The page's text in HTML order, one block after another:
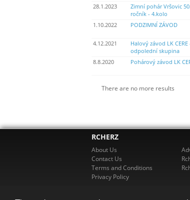
28.1.2023
Zimní pohár Vršovic 50.
ročník - 4.kolo
1.10.2022
PODZIMNÍ ZÁVOD
4.12.2021
Halový závod LK CERE
odpolední skupina
8.8.2020
Pohárový závod LK
There are no more results
RCHERZ
About Us
Contact Us
Terms and Conditions
Privacy Policy